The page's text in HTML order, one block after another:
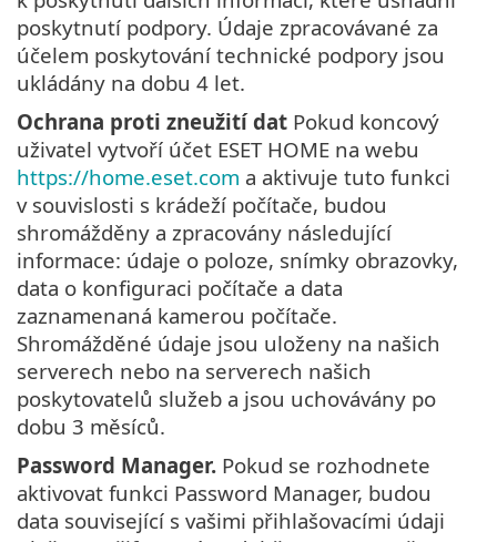
poskytnutí podpory. Údaje zpracovávané za
účelem poskytování technické podpory jsou
ukládány na dobu 4 let.
Ochrana proti zneužití dat Pokud koncový
uživatel vytvoří účet ESET HOME na webu
https://home.eset.com a aktivuje tuto funkci
v souvislosti s krádeží počítače, budou
shromážděny a zpracovány následující
informace: údaje o poloze, snímky obrazovky,
data o konfiguraci počítače a data
zaznamenaná kamerou počítače.
Shromážděné údaje jsou uloženy na našich
serverech nebo na serverech našich
poskytovatelů služeb a jsou uchovávány po
dobu 3 měsíců.
Password Manager. Pokud se rozhodnete
aktivovat funkci Password Manager, budou
data související s vašimi přihlašovacími údaji